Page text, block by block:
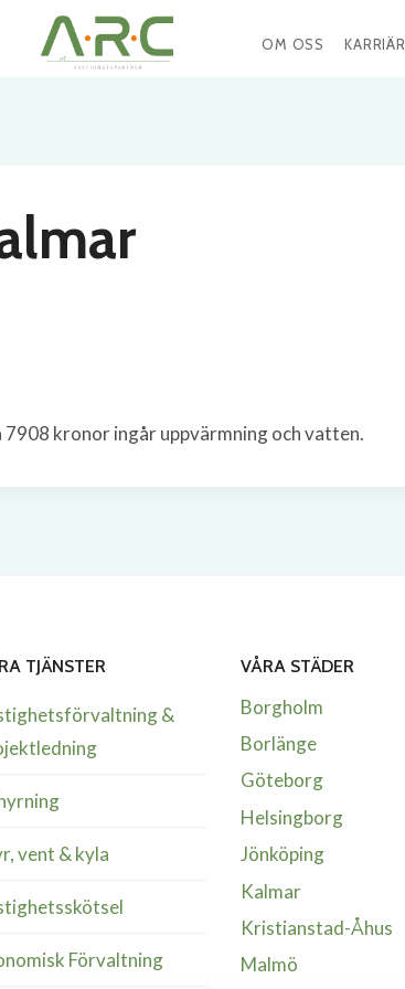
OM OSS KARRIÄR
kronor ingår uppvärmning och vatten.
TJÄNSTER
&
vent & kyla
Förvaltning
VÅRA STÄDER
Borgholm
Borlänge
Göteborg
Helsingborg
Jönköping
Kalmar
Kristianstad-Åhus
Malmö